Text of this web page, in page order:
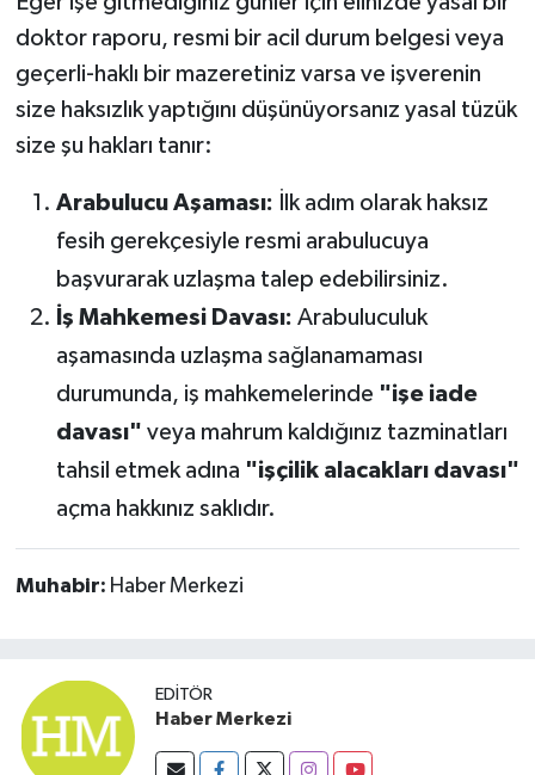
doktor raporu, resmi bir acil durum belgesi veya
geçerli-haklı bir mazeretiniz varsa ve işverenin
size haksızlık yaptığını düşünüyorsanız yasal tüzük
size şu hakları tanır:
Arabulucu Aşaması: İlk adım olarak haksız
fesih gerekçesiyle resmi arabulucuya
başvurarak uzlaşma talep edebilirsiniz.
İş Mahkemesi Davası: Arabuluculuk
aşamasında uzlaşma sağlanamaması
durumunda, iş mahkemelerinde "işe iade
davası" veya mahrum kaldığınız tazminatları
tahsil etmek adına "işçilik alacakları davası"
açma hakkınız saklıdır.
Muhabir: Haber Merkezi
EDITÖR
Haber Merkezi